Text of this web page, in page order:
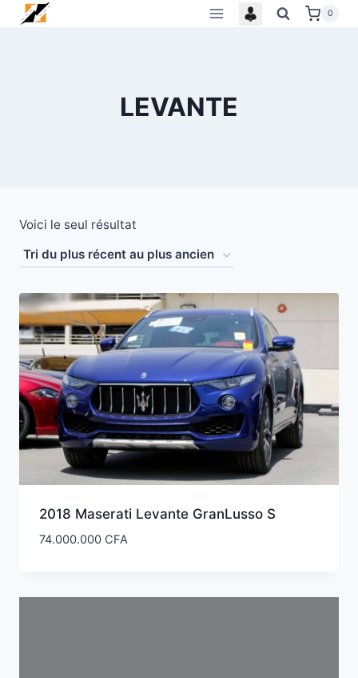
Skip
0
LEVANTE
Voici le seul résultat
2018 Maserati Levante GranLusso S
74.000.000 CFA